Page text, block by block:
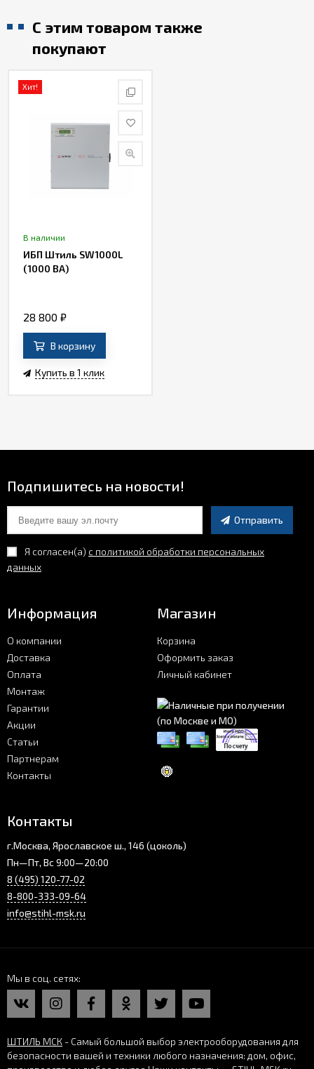
С этим товаром также
покупают
Хит!
В наличии
ИБП Штиль SW1000L
(1000 ВА)
28 800 ₽
В корзину
Купить в 1 клик
Подпишитесь на новости!
Отправить
Я согласен(a) с политикой обработки персональных
данных
Информация
О компании
Доставка
Оплата
Монтаж
Гарантии
Акции
Статьи
Партнерам
Контакты
Магазин
Корзина
Оформить заказ
Личный кабинет
Контакты
г.Москва, Ярославское ш., 146 (цоколь)
Пн—Пт, Вс 9:00—20:00
8 (495) 120-77-02
8-800-333-09-64
info@stihl-msk.ru
Мы в соц. сетях
ШТИЛЬ МСК - Самый большой выбор электрооборудования для
безопасности вашей и техники любого назначения: дом, офис,